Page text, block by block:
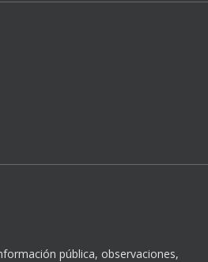
pública, observaciones,